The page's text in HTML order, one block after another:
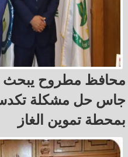
محافظ مطروح يبحث
جاس حل مشكلة
بمحطة تموين الغاز